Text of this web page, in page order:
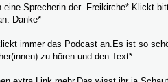
eine Sprecherin der Freikirche* Klickt
Danke*
immer das Podcast an.Es ist so
zu hören und den Text*